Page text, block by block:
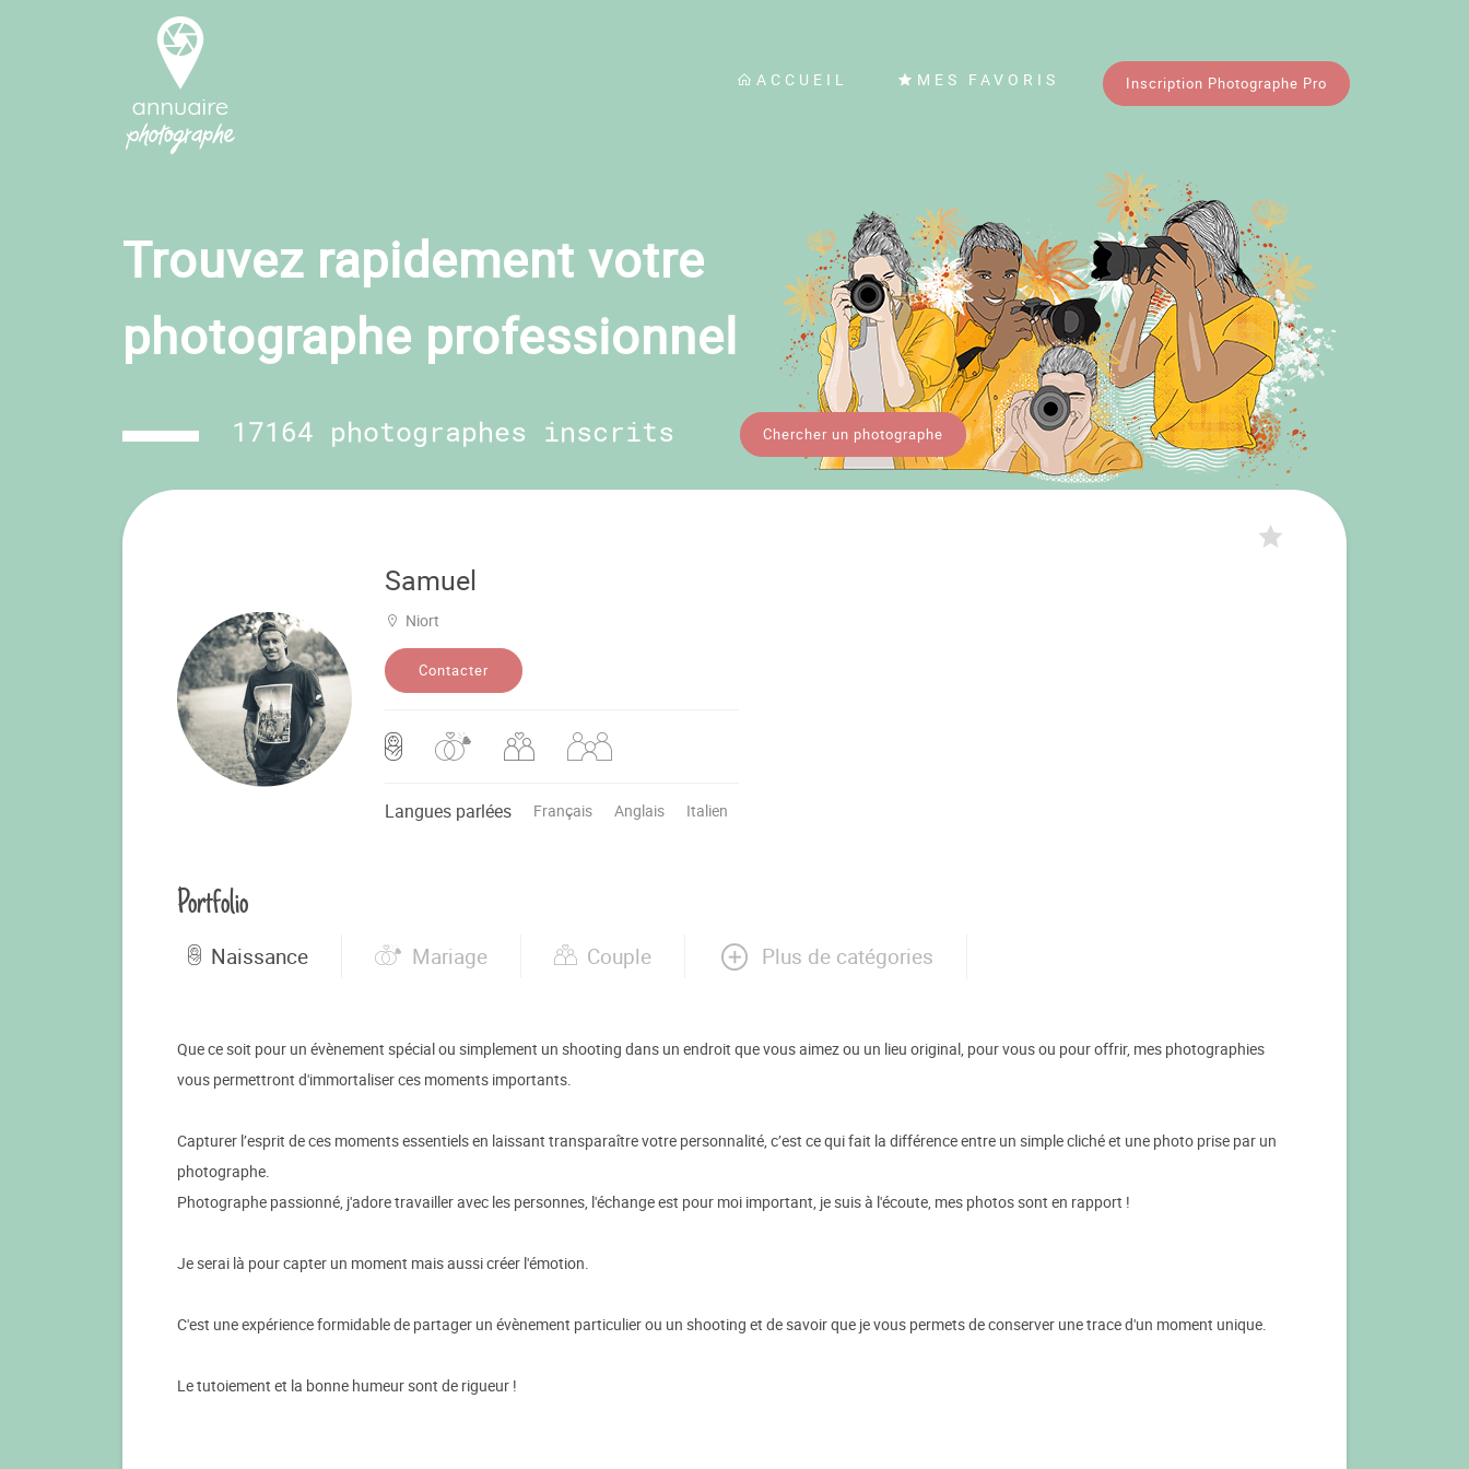
ACCUEIL MES FAVORIS Inscription Photographe Pro
Trouvez rapidement votre
photographe professionnel
17164 photographes inscrits Chercher un photographe
Samuel
Niort
Contacter
Langues parlées Français Anglais Italien
Portfolio
Naissance Mariage Couple Plus de catégories
Que ce soit pour un évènement spécial ou simplement un shooting dans un endroit que vous aimez ou un lieu original, pour vous ou pour offrir, mes photographies
vous permettront d'immortaliser ces moments importants.
Capturer l’esprit de ces moments essentiels en laissant transparaître votre personnalité, c’est ce qui fait la différence entre un simple cliché et une photo prise par un
photographe.
Photographe passionné, j'adore travailler avec les personnes, l'échange est pour moi important, je suis à l'écoute, mes photos sont en rapport !
Je serai là pour capter un moment mais aussi créer l'émotion.
C'est une expérience formidable de partager un évènement particulier ou un shooting et de savoir que je vous permets de conserver une trace d'un moment unique.
Le tutoiement et la bonne humeur sont de rigueur !